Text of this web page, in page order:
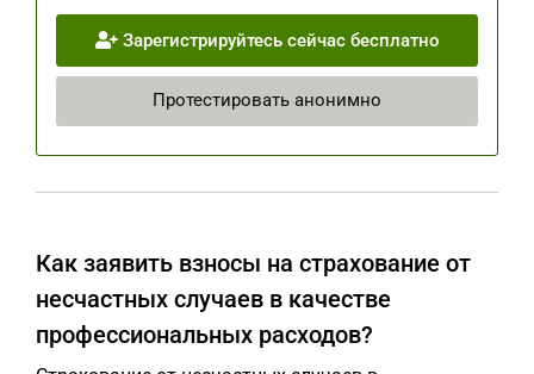
Зарегистрируйтесь сейчас бесплатно
Протестировать анонимно
Как заявить взносы на страхование от
несчастных случаев в качестве
профессиональных расходов?